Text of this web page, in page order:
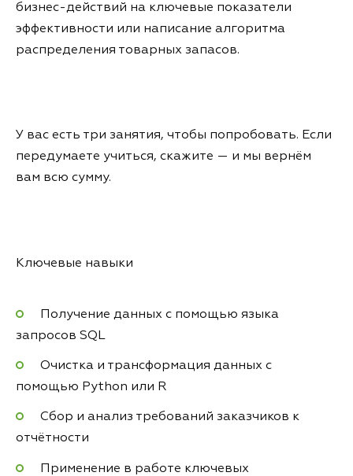
бизнес-действий на ключевые показатели
эффективности или написание алгоритма
распределения товарных запасов.
У вас есть три занятия, чтобы попробовать. Если
передумаете учиться, скажите — и мы вернём
вам всю сумму.
Ключевые навыки
Получение данных с помощью языка
запросов SQL
Очистка и трансформация данных с
помощью Python или R
Сбор и анализ требований заказчиков к
отчётности
Применение в работе ключевых